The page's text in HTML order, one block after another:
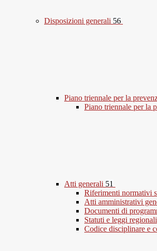
Disposizioni generali 56
Piano triennale per la
Piano triennale per la
Atti generali 51
Riferimenti normativi
Atti amministrativi
Documenti di
Statuti e leggi regionali
Codice disciplinare e